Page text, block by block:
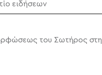
ειδήσεων
του Σωτήρος στη